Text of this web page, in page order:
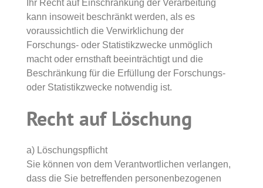
Ihr Recht auf Einschränkung der Verarbeitung
kann insoweit beschränkt werden, als es
voraussichtlich die Verwirklichung der
Forschungs- oder Statistikzwecke unmöglich
macht oder ernsthaft beeinträchtigt und die
Beschränkung für die Erfüllung der Forschungs-
oder Statistikzwecke notwendig ist.
Recht auf Löschung
a) Löschungspflicht
Sie können von dem Verantwortlichen verlangen,
dass die Sie betreffenden personenbezogenen